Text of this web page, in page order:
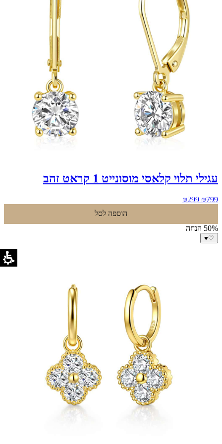
עגילי תלוי קלאסי מוסונייט 1 קראט זהב
₪799
המחיר
₪799.
₪299
₪299.
הוספה לסל
50% הנחה
♡
♥